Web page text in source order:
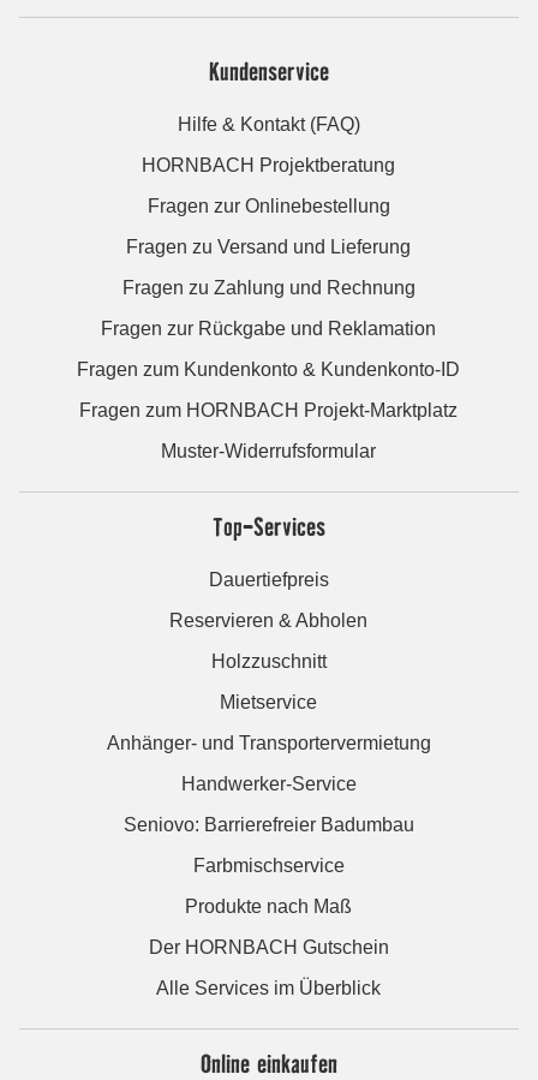
Kundenservice
Hilfe & Kontakt (FAQ)
HORNBACH Projektberatung
Fragen zur Onlinebestellung
Fragen zu Versand und Lieferung
Fragen zu Zahlung und Rechnung
Fragen zur Rückgabe und Reklamation
Fragen zum Kundenkonto & Kundenkonto-ID
Fragen zum HORNBACH Projekt-Marktplatz
Muster-Widerrufsformular
Top-Services
Dauertiefpreis
Reservieren & Abholen
Holzzuschnitt
Mietservice
Anhänger- und Transportervermietung
Handwerker-Service
Seniovo: Barrierefreier Badumbau
Farbmischservice
Produkte nach Maß
Der HORNBACH Gutschein
Alle Services im Überblick
Online einkaufen